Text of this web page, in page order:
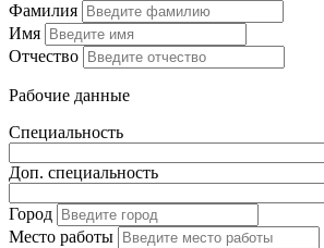
Фамилия
Имя
Отчество
Рабочие данные
Специальность
Доп. специальность
Город
Место работы